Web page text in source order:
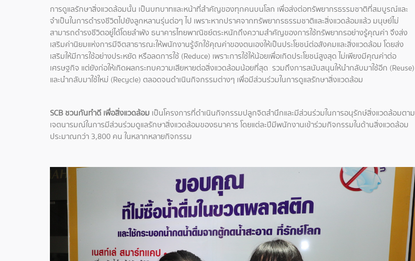
การดูแลรักษาสิ่งแวดล้อมนั้น เป็นบทบาทและหน้าที่สำคัญของทุกคนบนโลก เพื่อส่งต่อทรัพยากรธรรมชาติที่สมบูรณ์และ
จำเป็นในการดำรงชีวิตไปยังลูกหลานรุ่นต่อๆ ไป เพราะหากปราศจากทรัพยากรธรรมชาติและสิ่งแวดล้อมแล้ว มนุษย์ไม่
สามารถดำรงชีวิตอยู่ได้โดยลำพัง ธนาคารไทยพาณิชย์ตระหนักถึงความสำคัญของการใช้ทรัพยากรอย่างรู้คุณค่า จึงส่ง
เสริมค่านิยมแห่งการมีจิตสาธารณะให้พนักงานรู้จักใช้คุณค่าของตนเองให้เป็นประโยชน์ต่อสังคมและสิ่งแวดล้อม โดยส่ง
เสริมให้มีการใช้อย่างประหยัด หรือลดการใช้ (Reduce) เพราะการใช้ให้น้อยเพื่อเกิดประโยชน์สูงสุด ไม่เพียงมีคุณค่าต่อ
เศรษฐกิจ แต่ยังก่อให้เกิดผลกระทบความเสียหายต่อสิ่งแวดล้อมน้อยที่สุด รวมถึงการสนับสนุนให้นำกลับมาใช้อีก (Reuse)
และนำกลับมาใช้ใหม่ (Recycle) ตลอดจนดำเนินกิจกรรมต่างๆ เพื่อมีส่วนร่วมในการดูแลรักษาสิ่งแวดล้อม
SCB ชวนกันทำดี เพื่อสิ่งแวดล้อม เป็นโครงการที่ดำเนินกิจกรรมปลูกจิตสำนึกและมีส่วนร่วมในการอนุรักษ์สิ่งแวดล้อมตาม
เจตนารมณ์ในการมีส่วนร่วมดูแลรักษาสิ่งแวดล้อมของธนาคาร โดยแต่ละปีมีพนักงานเข้าร่วมกิจกรรมในด้านสิ่งแวดล้อม
ประมาณกว่า 3,800 คน ในหลากหลายกิจกรรม